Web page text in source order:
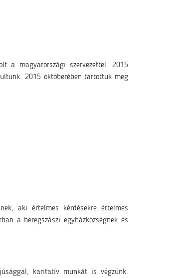
a magyarországi szervezettel. 2015
2015 októberében tartottuk meg
aki értelmes kérdésekre értelmes
a beregszászi egyházközségnek és
karitatív munkát is végzünk.